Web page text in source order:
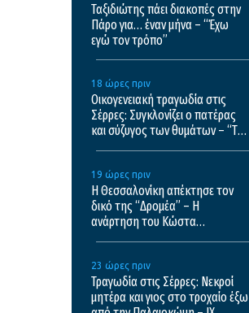
Ταξιδιώτης πάει διακοπές στην
Πάρο για… έναν μήνα – “Έχω
εγώ τον τρόπο”
18 ώρες πριν
Οικογενειακή τραγωδία στις
Σέρρες: Συγκλονίζει ο πατέρας
και σύζυγος των θυμάτων – “Τα
19 ώρες πριν
Η Θεσσαλονίκη απέκτησε τον
δικό της “Δρομέα” – Η
ανάρτηση του Κώστα
23 ώρες πριν
Τραγωδία στις Σέρρες: Νεκροί
μητέρα και γιος στο τροχαίο έξω